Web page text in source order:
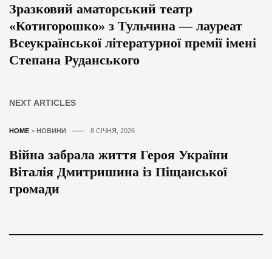
Зразковий аматорський театр
«Котигорошко» з Тульчина — лауреат
Всеукраїнської літературної премії імені
Степана Руданського
NEXT ARTICLES
HOME > НОВИНИ 8 СІЧНЯ, 2026
Війна забрала життя Героя України
Віталія Дмитришина із Піщанської
громади